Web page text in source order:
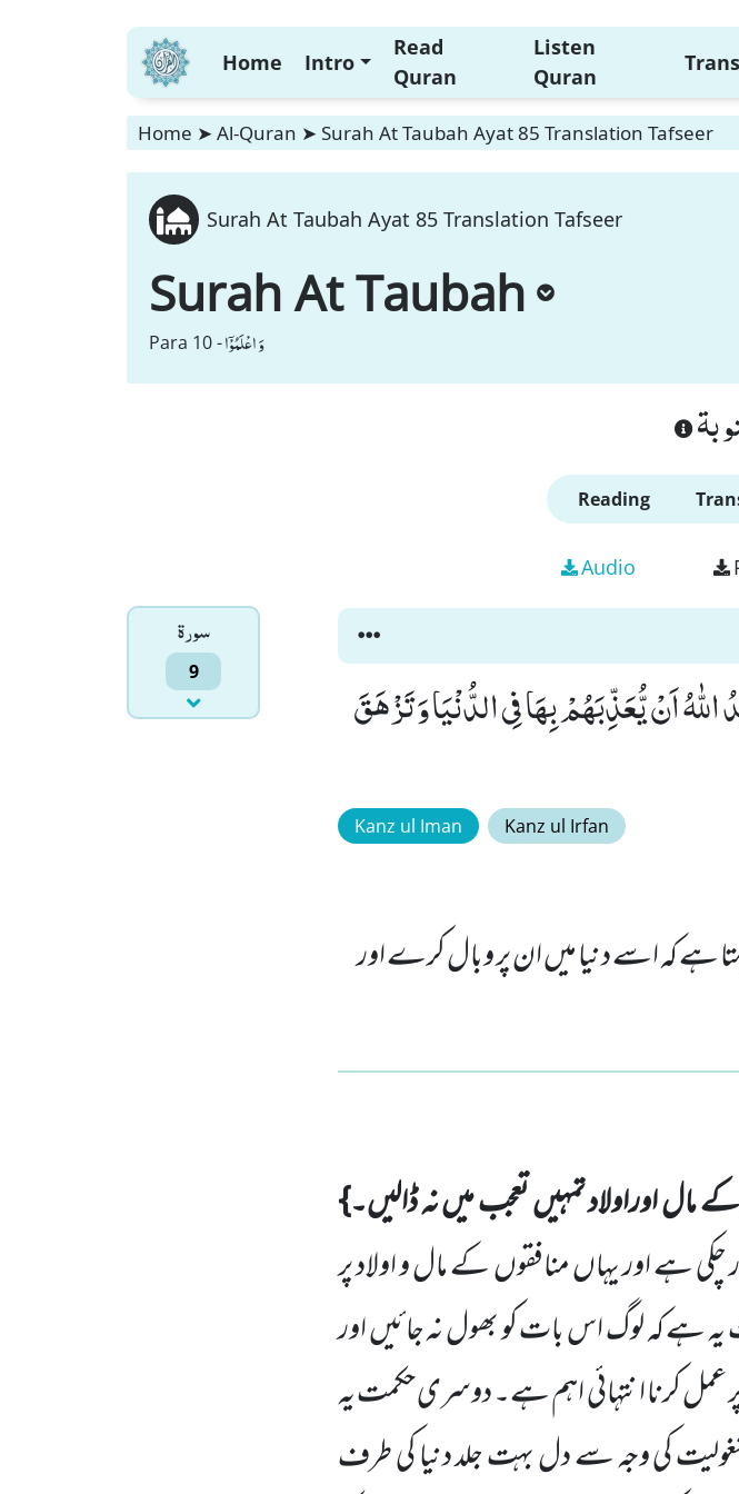
Home Intro
Read
Quran
Listen
Quran
Home ➤ Al-Quran ➤ Surah At Taubah Ayat 85 Translation Tafseer
Surah At Taubah Ayat 85 Translation Tafseer
Surah At Taubah
Para 10 -وَ اعْلَمُوْۤا
Reading
Audio
سورۃ
9
اَنْ یُّعَذِّبَهُمْ بِهَا فِی الدُّنْیَا وَ تَزْهَقَ
Kanz ul Iman Kanz ul Irfan
ہے کہ اسے دنیا میں ان پر وبال کرے اور
مال اوراولاد تمہیں تعجب میں نہ ڈالیں۔}
ہے اور یہاں منافقوں کے مال و اولاد پر
یہ ہےکہ لوگ اس بات کو بھول نہ جائیں اور
عمل کرنا انتہائی اہم ہے۔ دوسریحکمت یہ
کی وجہ سے دل بہت جلد دنیا کی طرف